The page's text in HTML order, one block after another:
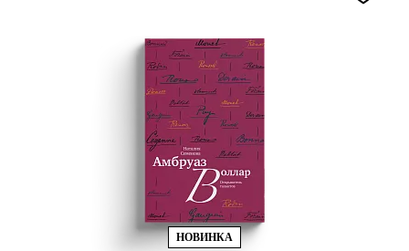
НОВИНКА